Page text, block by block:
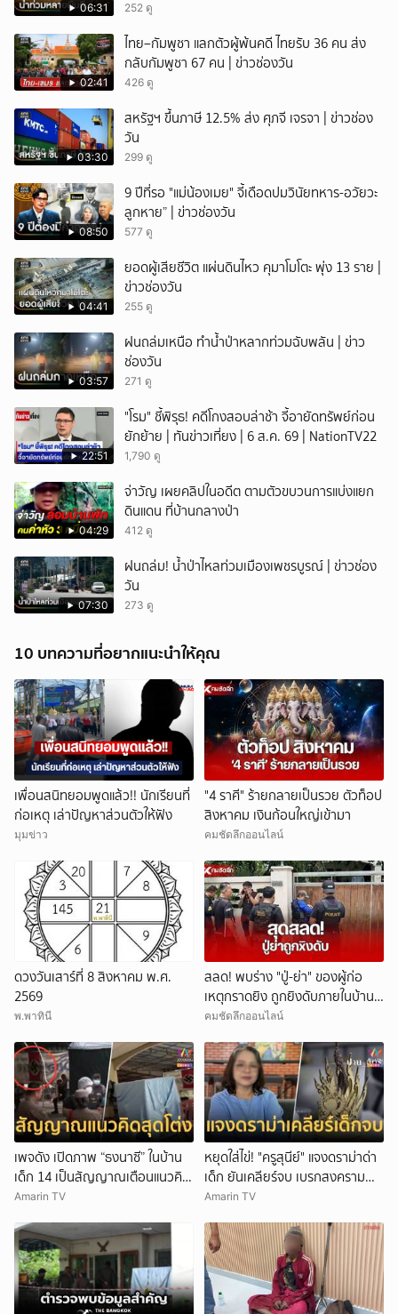
06:31 252 ดู
02:41
ไทย–กัมพูชา แลกตัวผู้พ้นคดี ไทยรับ 36 คน ส่ง
กลับกัมพูชา 67 คน | ข่าวช่องวัน
426 ดู
03:30
สหรัฐฯ ขึ้นภาษี 12.5% ส่ง ศุภจี เจรจา | ข่าวช่อง
วัน
299 ดู
08:50
9 ปีที่รอ "แม่น้องเมย" จี้เดือดปมวินัยทหาร-อวัยวะ
ลูกหาย” | ข่าวช่องวัน
577 ดู
04:41
ยอดผู้เสียชีวิต แผ่นดินไหว คุมาโมโตะ พุ่ง 13 ราย |
ข่าวช่องวัน
255 ดู
03:57
ฝนถล่มเหนือ ทำน้ำป่าหลากท่วมฉับพลัน | ข่าว
ช่องวัน
271 ดู
22:51
"โรม" ชี้พิรุธ! คดีโกงสอบล่าช้า จี้อายัดทรัพย์ก่อน
ยักย้าย | ทันข่าวเที่ยง | 6 ส.ค. 69 | NationTV22
1,790 ดู
04:29
จ่าวัญ เผยคลิปในอดีต ตามตัวขบวนการแบ่งแยก
ดินแดน ที่บ้านกลางป่า
412 ดู
07:30
ฝนถล่ม! น้ำป่าไหลท่วมเมืองเพชรบูรณ์ | ข่าวช่อง
วัน
273 ดู
10 บทความที่อยากแนะนำให้คุณ
เพื่อนสนิทยอมพูดแล้ว!! นักเรียนที่
ก่อเหตุ เล่าปัญหาส่วนตัวให้ฟัง
มุมข่าว
"4 ราศี" ร้ายกลายเป็นรวย ตัวท็อป
สิงหาคม เงินก้อนใหญ่เข้ามา
คมชัดลึกออนไลน์
ดวงวันเสาร์ที่ 8 สิงหาคม พ.ศ.
2569
พ.พาทินี
สลด! พบร่าง "ปู่-ย่า" ของผู้ก่อ
เหตุกราดยิง ถูกยิงดับภายในบ้าน
พัก
คมชัดลึกออนไลน์
เพจดัง เปิดภาพ “ธงนาซี” ในบ้าน
เด็ก 14 เป็นสัญญาณเตือนแนวคิด
สุดโต่ง
Amarin TV
หยุดใส่ไข่! "ครูสุนีย์" แจงดราม่าด่า
เด็ก ยันเคลียร์จบ เบรกสงคราม
Gen
Amarin TV